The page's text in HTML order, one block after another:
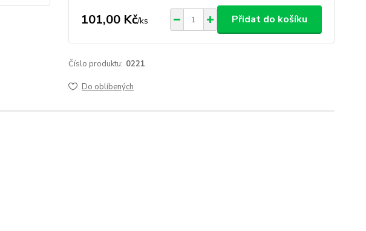
101,00 Kč/ks Přidat do košíku
Číslo produktu: 0221
Do oblíbených